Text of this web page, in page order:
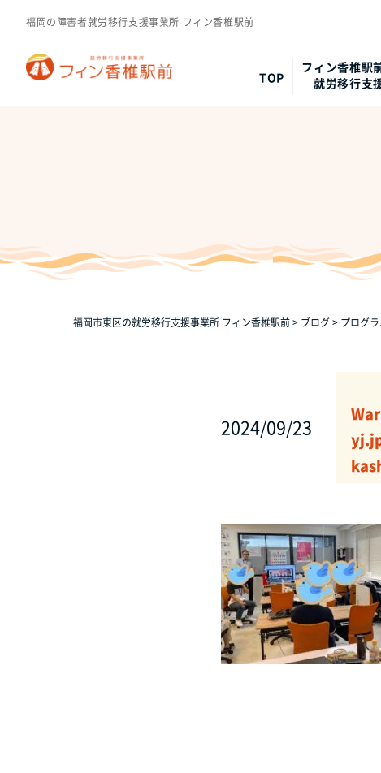
福岡の障害者就労移行支援事業所 フィン香椎駅前
TOP
フィン香椎駅
就労移行支
福岡市東区の就労移行支援事業所 フィン香椎駅前> ブログ> プログ
2024/09/23